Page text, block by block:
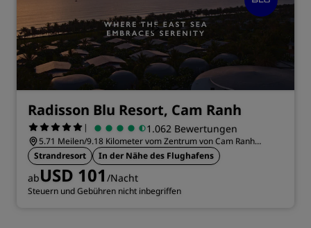
Radisson Blu Resort, Cam Ranh
| 1.062 Bewertungen
5.71 Meilen/9.18 Kilometer vom Zentrum von Cam Ranh
entfernt
Strandresort In der Nähe des Flughafens
abUSD 101 /Nacht
Steuern und Gebühren nicht inbegriffen